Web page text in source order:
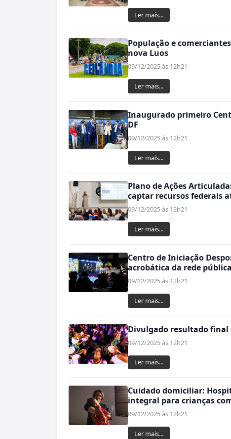
Ler mais...
População e
nova Luos
09/12/2025 às 12h21
Ler mais...
Inaugurado primeiro
DF
09/12/2025 às 12h21
Ler mais...
Plano de Ações
captar recursos federais
09/12/2025 às 12h21
Ler mais...
Centro de Iniciação
acrobática da rede
09/12/2025 às 12h21
Ler mais...
Divulgado resultado final
09/12/2025 às 12h21
Ler mais...
Cuidado domiciliar:
integral para crianças
09/12/2025 às 12h21
Ler mais...